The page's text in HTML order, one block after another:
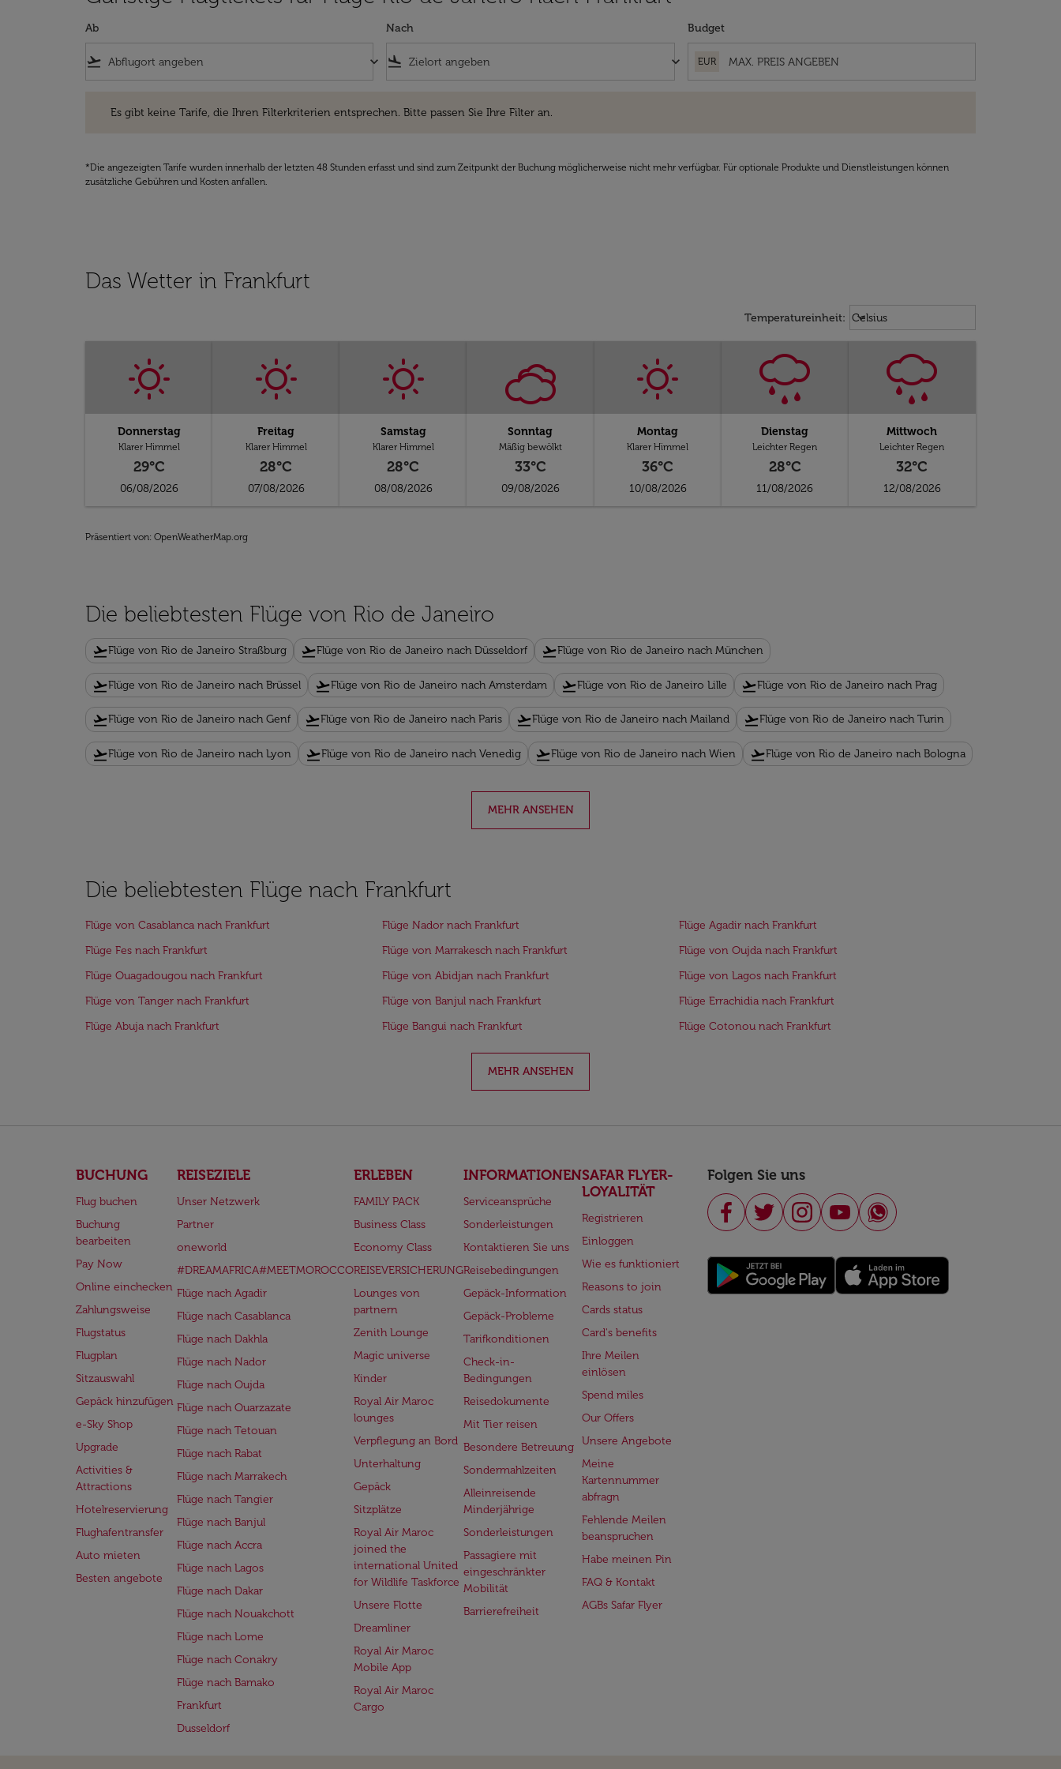
Ab
flight_takeoff keyboard_arrow_down
Nach
flight_land keyboard_arrow_down
Budget
EUR
Es gibt keine Tarife, die Ihren Filterkriterien entsprechen. Bitte passen Sie Ihre Filter an.
*Die angezeigten Tarife wurden innerhalb der letzten 48 Stunden erfasst und sind zum Zeitpunkt der Buchung möglicherweise nicht mehr verfügbar. Für optionale Produkte und Dienstleistungen können
zusätzliche Gebühren und Kosten anfallen.
Das Wetter in Frankfurt
Temperatureinheit: Weather unit option Celsius
Celsius
keyboard_arrow_down
Donnerstag
Klarer Himmel
29°C
06/08/2026
Freitag
Klarer Himmel
28°C
07/08/2026
Samstag
Klarer Himmel
28°C
08/08/2026
Sonntag
Mäßig bewölkt
33°C
09/08/2026
Montag
Klarer Himmel
36°C
10/08/2026
Dienstag
Leichter Regen
28°C
11/08/2026
Mittwoch
Leichter Regen
32°C
12/08/2026
Präsentiert von: OpenWeatherMap.org
Die beliebtesten Flüge von Rio de Janeiro
flight_takeoffFlüge von Rio de Janeiro Straßburg flight_takeoffFlüge von Rio de Janeiro nach Düsseldorf flight_takeoffFlüge von Rio de Janeiro nach München
flight_takeoffFlüge von Rio de Janeiro nach Brüssel flight_takeoffFlüge von Rio de Janeiro nach Amsterdam flight_takeoffFlüge von Rio de Janeiro Lille flight_takeoffFlüge von Rio de Janeiro nach Prag
flight_takeoffFlüge von Rio de Janeiro nach Genf flight_takeoffFlüge von Rio de Janeiro nach Paris flight_takeoffFlüge von Rio de Janeiro nach Mailand flight_takeoffFlüge von Rio de Janeiro nach Turin
flight_takeoffFlüge von Rio de Janeiro nach Lyon flight_takeoffFlüge von Rio de Janeiro nach Venedig flight_takeoffFlüge von Rio de Janeiro nach Wien flight_takeoffFlüge von Rio de Janeiro nach Bologna
MEHR ANSEHEN
Die beliebtesten Flüge nach Frankfurt
Flüge von Casablanca nach Frankfurt Flüge Nador nach Frankfurt
Flüge Agadir nach Frankfurt
Flüge Fes nach Frankfurt
Flüge von Marrakesch nach Frankfurt
Flüge von Oujda nach Frankfurt
Flüge Ouagadougou nach Frankfurt
Flüge von Abidjan nach Frankfurt
Flüge von Lagos nach Frankfurt
Flüge von Tanger nach Frankfurt
Flüge von Banjul nach Frankfurt
Flüge Errachidia nach Frankfurt
Flüge Abuja nach Frankfurt
Flüge Bangui nach Frankfurt Flüge Cotonou nach Frankfurt
MEHR ANSEHEN
BUCHUNG
Flug buchen
Buchung
bearbeiten
Pay Now
Online einchecken
Zahlungsweise
Flugstatus
Flugplan
Sitzauswahl
Gepäck hinzufügen
e-Sky Shop
Upgrade
Activities &
Attractions
Hotelreservierung
Flughafentransfer
Auto mieten
Besten angebote
REISEZIELE
Unser Netzwerk
Partner
oneworld
#DREAMAFRICA#MEETMOROCCO
Flüge nach Agadir
Flüge nach Casablanca
Flüge nach Dakhla
Flüge nach Nador
Flüge nach Oujda
Flüge nach Ouarzazate
Flüge nach Tetouan
Flüge nach Rabat
Flüge nach Marrakech
Flüge nach Tangier
Flüge nach Banjul
Flüge nach Accra
Flüge nach Lagos
Flüge nach Dakar
Flüge nach Nouakchott
Flüge nach Lome
Flüge nach Conakry
Flüge nach Bamako
Frankfurt
Dusseldorf
ERLEBEN
FAMILY PACK
Business Class
Economy Class
REISEVERSICHERUNG
Lounges von
partnern
Zenith Lounge
Magic universe
Kinder
Royal Air Maroc
lounges
Verpflegung an Bord
Unterhaltung
Gepäck
Sitzplätze
Royal Air Maroc
joined the
international United
for Wildlife Taskforce
Unsere Flotte
Dreamliner
Royal Air Maroc
Mobile App
Royal Air Maroc
Cargo
INFORMATIONEN
Serviceansprüche
Sonderleistungen
Kontaktieren Sie uns
Reisebedingungen
Gepäck-Information
Gepäck-Probleme
Tarifkonditionen
Check-in-
Bedingungen
Reisedokumente
Mit Tier reisen
Besondere Betreuung
Sondermahlzeiten
Alleinreisende
Minderjährige
Sonderleistungen
Passagiere mit
eingeschränkter
Mobilität
Barrierefreiheit
SAFAR FLYER-
LOYALITÄT
Registrieren
Einloggen
Wie es funktioniert
Reasons to join
Cards status
Card's benefits
Ihre Meilen
einlösen
Spend miles
Our Offers
Unsere Angebote
Meine
Kartennummer
abfragn
Fehlende Meilen
beanspruchen
Habe meinen Pin
FAQ & Kontakt
AGBs Safar Flyer
Folgen Sie uns